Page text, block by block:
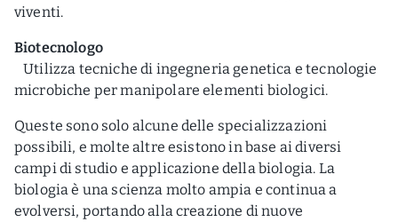
viventi.
Biotecnologo
Utilizza tecniche di ingegneria genetica e tecnologie
microbiche per manipolare elementi biologici.
Queste sono solo alcune delle specializzazioni
possibili, e molte altre esistono in base ai diversi
campi di studio e applicazione della biologia. La
biologia è una scienza molto ampia e continua a
evolversi, portando alla creazione di nuove